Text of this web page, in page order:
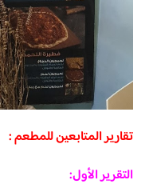
تقارير المتابعين للمطعم :
التقرير الأول: